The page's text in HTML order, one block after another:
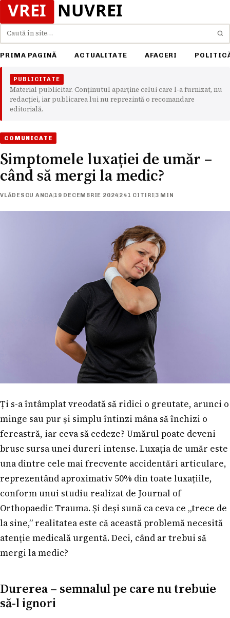
Caută
PRIMA PAGINĂ ACTUALITATE AFACERI
PUBLICITATE
Material publicitar. Conținutul aparține celui care l-a furnizat, nu
redacției, iar publicarea lui nu reprezintă o recomandare
editorială.
COMUNICATE
Simptomele luxației de umăr –
când să mergi la medic?
VLĂDESCU ANCA 19 DECEMBRIE 2024 241 CITIRI 3 MIN
Ți s-a întâmplat vreodată să ridici o greutate, arunci o
minge sau pur și simplu întinzi mâna să închizi o
fereastră, iar ceva să cedeze? Umărul poate deveni
brusc sursa unei dureri intense. Luxația de umăr este
una dintre cele mai frecvente accidentări articulare,
reprezentând aproximativ 50% din toate luxațiile,
conform unui studiu realizat de Journal of
Orthopaedic Trauma. Și deși sună ca ceva ce „trece de
la sine,” realitatea este că această problemă necesită
atenție medicală urgentă. Deci, când ar trebui să
mergi la medic?
Durerea – semnalul pe care nu trebuie
să-l ignori